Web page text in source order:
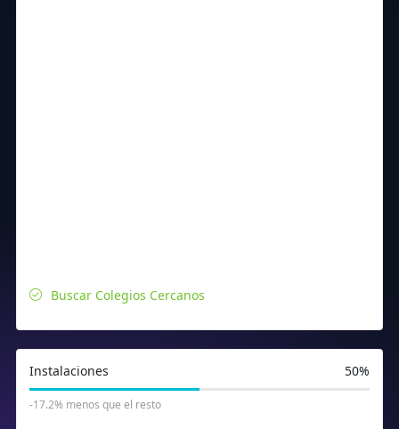
Buscar Colegios Cercanos
Instalaciones 50%
-17.2% menos que el resto